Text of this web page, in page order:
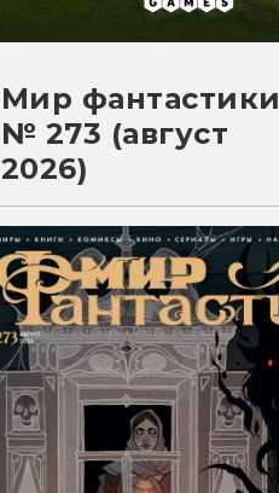
Мир фантастики
№ 273 (август
2026)